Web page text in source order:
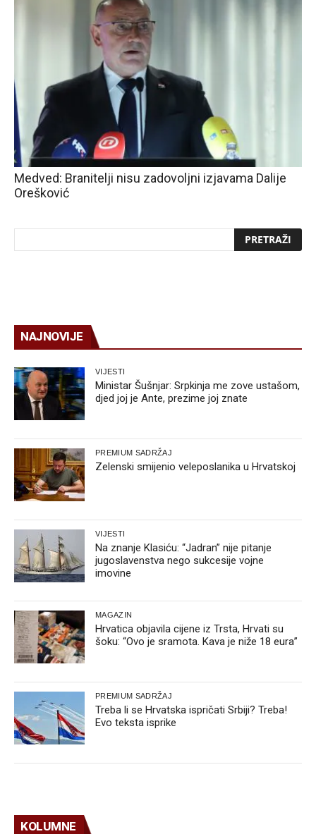
Medved: Branitelji nisu zadovoljni izjavama Dalije
Orešković
NAJNOVIJE
VIJESTI
Ministar Šušnjar: Srpkinja me zove ustašom,
djed joj je Ante, prezime joj znate
PREMIUM SADRŽAJ
Zelenski smijenio veleposlanika u Hrvatskoj
VIJESTI
Na znanje Klasiću: “Jadran” nije pitanje
jugoslavenstva nego sukcesije vojne
imovine
MAGAZIN
Hrvatica objavila cijene iz Trsta, Hrvati su
šoku: “Ovo je sramota. Kava je niže 18 eura”
PREMIUM SADRŽAJ
Treba li se Hrvatska ispričati Srbiji? Treba!
Evo teksta isprike
KOLUMNE